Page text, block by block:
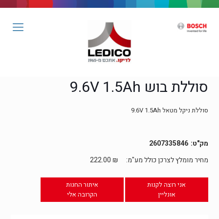
סוללת בוש 9.6V 1.5Ah
סוללת ניקל מטאל 9.6V 1.5Ah
2607335846
מחיר מומלץ לצרכן כולל מע"מ:
222.00 ₪
אני רוצה לקנות
אונליין
איתור החנות
הקרובה אלי